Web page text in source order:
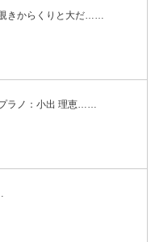
きからくりと大だ……
ラノ：小出 理恵……